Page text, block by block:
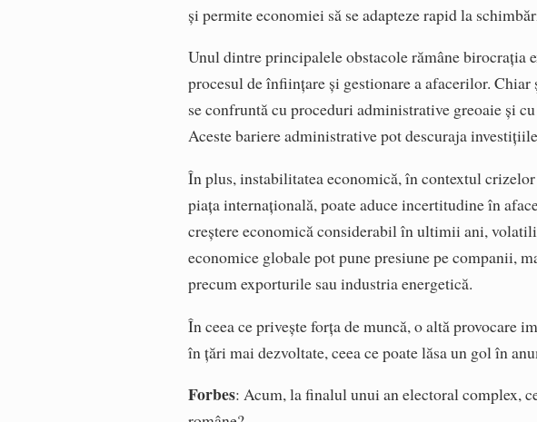
și permite economiei să se adapteze rapid la
Unul dintre principalele obstacole rămâne birocrația
procesul de înființare și gestionare a afacerilor.
se confruntă cu proceduri administrative greoaie și
Aceste bariere administrative pot descuraja
În plus, instabilitatea economică, în contextul
piața internațională, poate aduce incertitudine în
creștere economică considerabil în ultimii ani,
economice globale pot pune presiune pe companii,
precum exporturile sau industria energetică.
În ceea ce privește forța de muncă, o altă provocare
în țări mai dezvoltate, ceea ce poate lăsa un gol în
Forbes: Acum, la finalul unui an electoral complex,